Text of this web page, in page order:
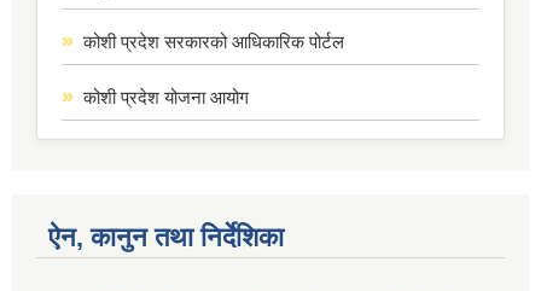
कोशी प्रदेश सरकारको आधिकारिक पोर्टल
कोशी प्रदेश योजना आयोग
ऐन, कानुन तथा निर्देशिका